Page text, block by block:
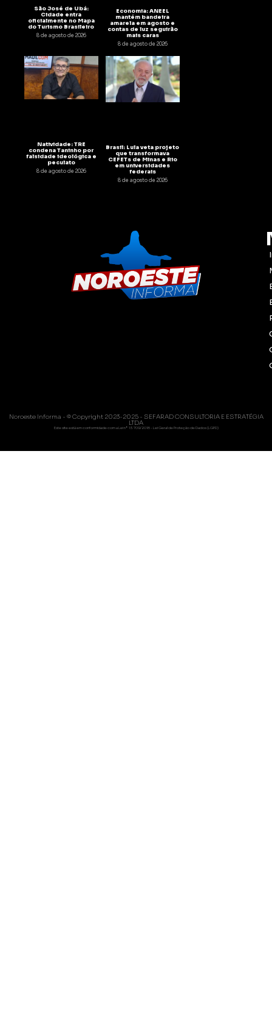
São José de Ubá:
Cidade entra
oficialmente no Mapa
do Turismo Brasileiro
8 de agosto de 2026
Economia: ANEEL
mantém bandeira
amarela em agosto e
contas de luz seguirão
mais caras
8 de agosto de 2026
Natividade: TRE
condena Taninho por
falsidade ideológica e
peculato
8 de agosto de 2026
Brasil: Lula veta projeto
que transformava
CEFETs de Minas e Rio
em universidades
federais
8 de agosto de 2026
Noroeste Informa - © Copyright 2023-2025 - SEFARAD CONSULTORIA E ESTRATÉGIA
LTDA
Este site está em conformidade com a Lei nº 13.709/2018 - Lei Geral de Proteção de Dados (LGPD)